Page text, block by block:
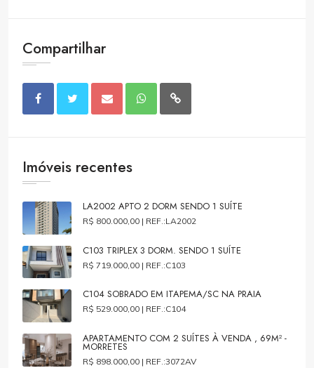
Compartilhar
Imóveis recentes
LA2002 APTO 2 DORM SENDO 1 SUÍTE
R$ 800.000,00 | REF.:LA2002
C103 TRIPLEX 3 DORM. SENDO 1 SUÍTE
R$ 719.000,00 | REF.:C103
C104 SOBRADO EM ITAPEMA/SC NA PRAIA
R$ 529.000,00 | REF.:C104
APARTAMENTO COM 2 SUÍTES À VENDA , 69M² -
MORRETES
R$ 898.000,00 | REF.:3072AV